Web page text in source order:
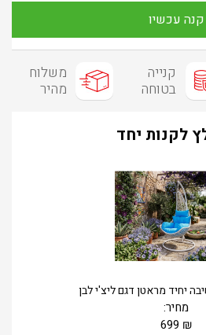
קנה עכשיו
קנייה
בטוחה
משלוח
מהיר
לקנות יחד
יחיד מראטן דגם ליצ'י לבן
מחיר:
₪
699